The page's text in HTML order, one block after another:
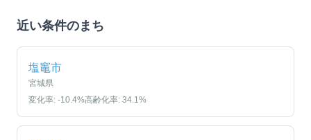
近い条件のまち
塩竈市
宮城県
変化率: -10.4%高齢化率: 34.1%